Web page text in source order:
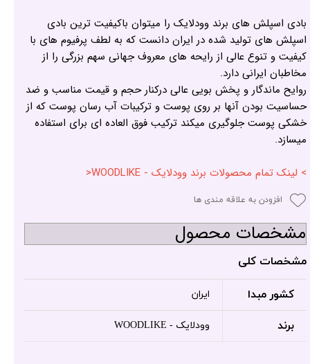
بادی اسپلش های برند وودلایک را میتوان باکیفیت ترین بادی
اسپلش های تولید شده در ایران دانست که به لطف پرفیوم های با
کیفیت و تنوع عالی از رایحه های معروف جهانی سهم بزرگی را از
مخاطبان ایرانی دارد.
روایح ماندگار و پخش بویی عالی درکنار حجم و قیمت مناسب و ضد
حساسیت بودن آنها بر روی پوست و ترکیبات آب رسان پوست که از
خشکی پوست جلوگیری میکند ترکیب فوق العاده ای برای استفاده
میسازد.
> لینک تمام محصولات برند وودلایک - WOODLIKE<
افزودن به علاقه مندی ها
مشخصات محصول
مشخصات کلی
کشور مبدا ایران
برند وودلایک - WOODLIKE